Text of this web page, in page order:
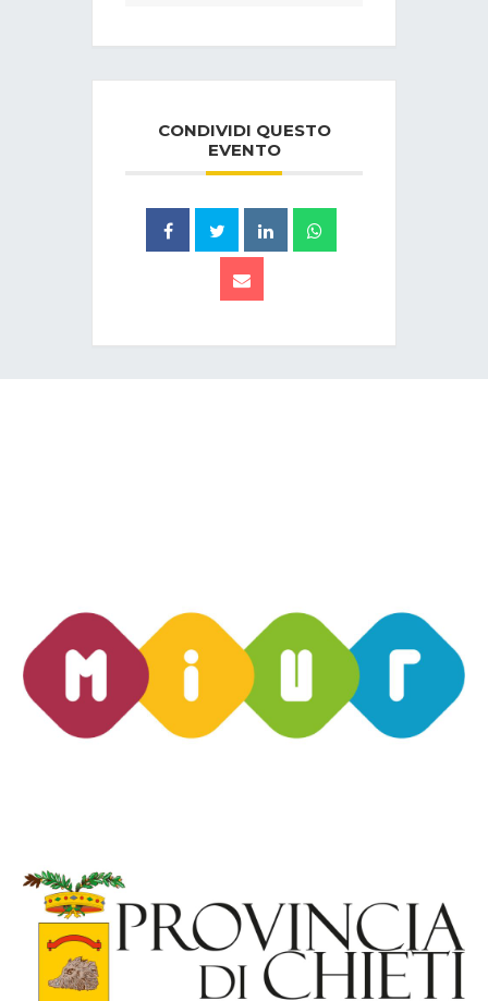
CONDIVIDI QUESTO
EVENTO